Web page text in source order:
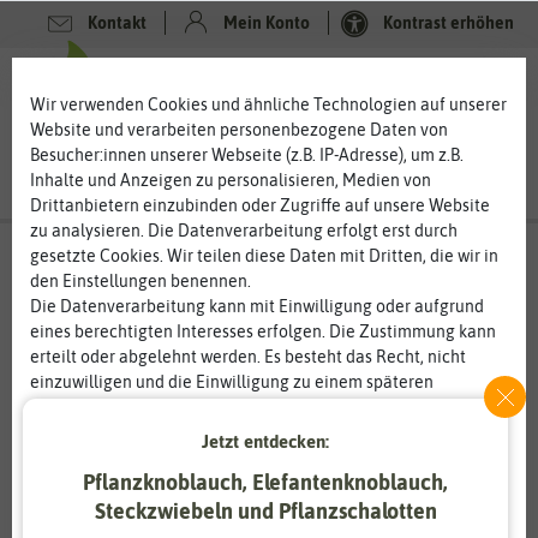
Kontakt Mein Konto Kontrast erhöhen
Wir verwenden Cookies und ähnliche Technologien auf unserer
Website und verarbeiten personenbezogene Daten von
Besucher:innen unserer Webseite (z.B. IP-Adresse), um z.B.
Inhalte und Anzeigen zu personalisieren, Medien von
Drittanbietern einzubinden oder Zugriffe auf unsere Website
zu analysieren. Die Datenverarbeitung erfolgt erst durch
gesetzte Cookies. Wir teilen diese Daten mit Dritten, die wir in
den Einstellungen benennen.
Die Datenverarbeitung kann mit Einwilligung oder aufgrund
eines berechtigten Interesses erfolgen. Die Zustimmung kann
erteilt oder abgelehnt werden. Es besteht das Recht, nicht
einzuwilligen und die Einwilligung zu einem späteren
Informationen zur Verwendung personenbezogener Daten und
Essenziell Statistik
Jetzt entdecken:
Pflanzknoblauch, Elefantenknoblauch,
Steckzwiebeln und Pflanzschalotten